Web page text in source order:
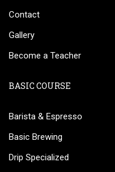
Contact
Gallery
Become a Teacher
BASIC COURSE
Barista & Espresso
Basic Brewing
Drip Specialized